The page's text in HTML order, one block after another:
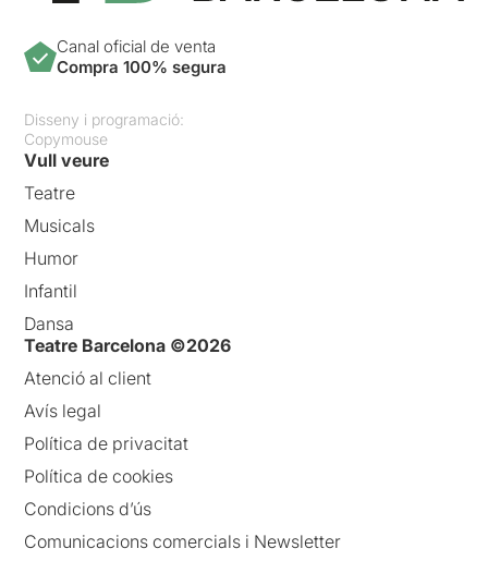
Canal oficial de venta
Compra 100% segura
Disseny i programació:
Copymouse
Vull veure
Teatre
Musicals
Humor
Infantil
Dansa
Teatre Barcelona ©2026
Atenció al client
Avís legal
Política de privacitat
Política de cookies
Condicions d’ús
Comunicacions comercials i Newsletter